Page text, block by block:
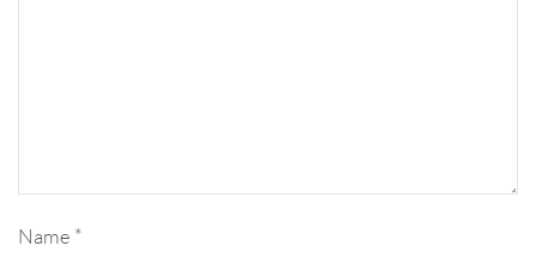
Name *